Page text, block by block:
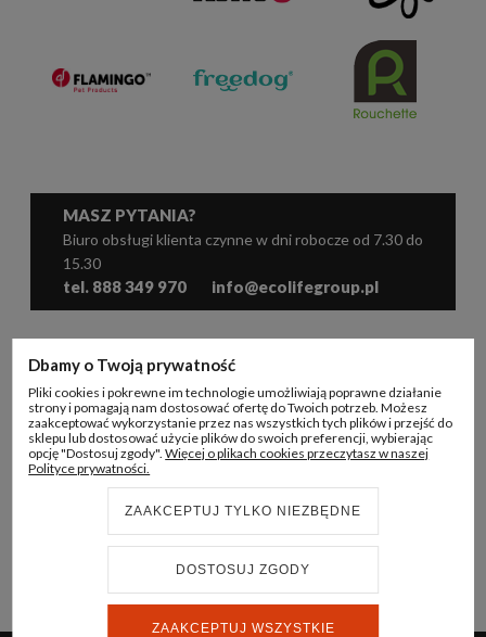
MASZ PYTANIA?
Biuro obsługi klienta czynne w dni robocze od 7.30 do
15.30
tel. 888 349 970 info@ecolifegroup.pl
KONTO B2B
INFORMACJE
© 2024 ECO LIFE GROUP
Dbamy o Twoją prywatność
Pliki cookies i pokrewne im technologie umożliwiają poprawne działanie
strony i pomagają nam dostosować ofertę do Twoich potrzeb. Możesz
zaakceptować wykorzystanie przez nas wszystkich tych plików i przejść do
sklepu lub dostosować użycie plików do swoich preferencji, wybierając
opcję "Dostosuj zgody". Więcej o plikach cookies przeczytasz w naszej
Polityce prywatności.
ZAAKCEPTUJ TYLKO NIEZBĘDNE
DOSTOSUJ ZGODY
ZAAKCEPTUJ WSZYSTKIE